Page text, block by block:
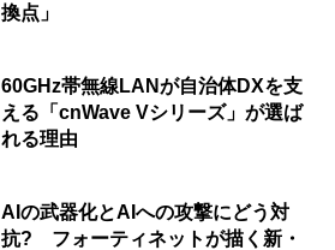
換点」
60GHz帯無線LANが自治体DXを支
える「cnWave Vシリーズ」が選ば
れる理由
AIの武器化とAIへの攻撃にどう対
抗? フォーティネットが描く新・